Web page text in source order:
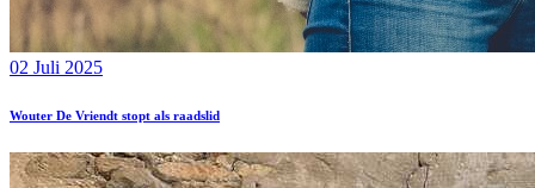
02 Juli 2025
Wouter De Vriendt stopt als raadslid